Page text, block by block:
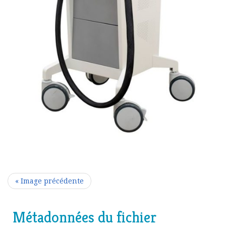
« Image précédente
Métadonnées du fichier